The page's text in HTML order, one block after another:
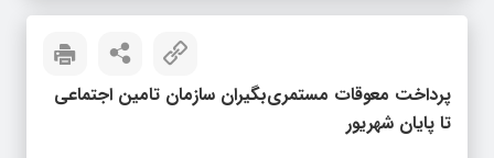
پرداخت معوقات مستمری‌بگیران سازمان تامین اجتماعی
تا پایان شهریور